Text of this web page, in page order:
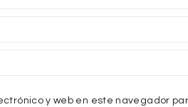
y web en este navegador